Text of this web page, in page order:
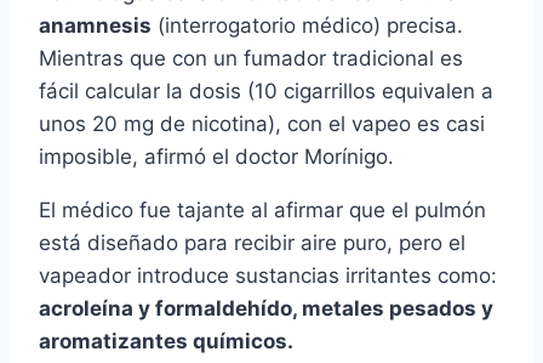
anamnesis (interrogatorio médico) precisa.
Mientras que con un fumador tradicional es
fácil calcular la dosis (10 cigarrillos equivalen a
unos 20 mg de nicotina), con el vapeo es casi
imposible, afirmó el doctor Morínigo.
El médico fue tajante al afirmar que el pulmón
está diseñado para recibir aire puro, pero el
vapeador introduce sustancias irritantes como:
acroleína y formaldehído, metales pesados y
aromatizantes químicos.